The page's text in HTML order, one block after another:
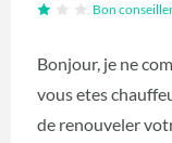
Bon
Bonjour, je ne
vous etes
de renouveler